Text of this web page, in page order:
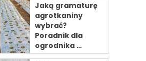
Jaką gramaturę
agrotkaniny
wybrać?
Poradnik dla
ogrodnika …